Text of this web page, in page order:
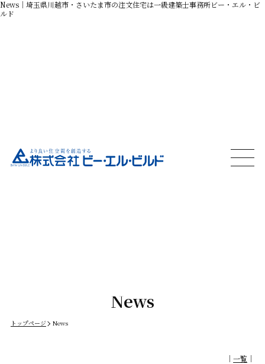
News｜ 埼玉県川越市・さいたま市の注文住宅は一級建築士事務所ビー・エル・ビ
ルド
News
トップページ News
｜一覧 ｜